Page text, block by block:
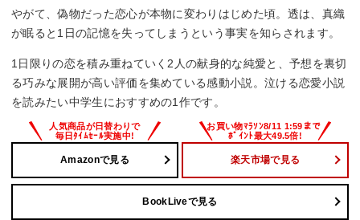
やがて、偽物だった恋心が本物に変わりはじめた頃。透は、真織
が眠ると1日の記憶を失ってしまうという事実を知らされます。
1日限りの恋を積み重ねていく2人の献身的な純愛と、予想を裏切
る巧みな展開が高い評価を集めている感動小説。泣ける恋愛小説
を読みたい中学生におすすめの1作です。
Amazonで見る 楽天市場で見る
BookLiveで見る